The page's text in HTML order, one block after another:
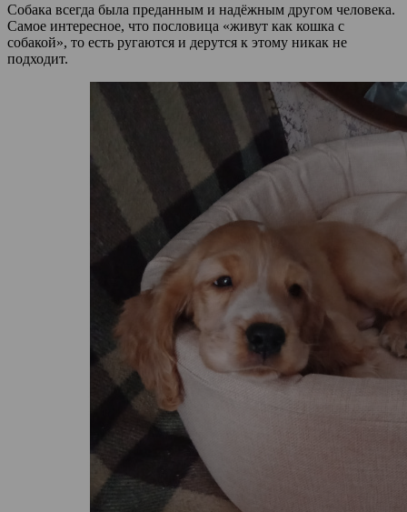
Собака всегда была преданным и надёжным другом человека.
Самое интересное, что пословица «живут как кошка с
собакой», то есть ругаются и дерутся к этому никак не
подходит.